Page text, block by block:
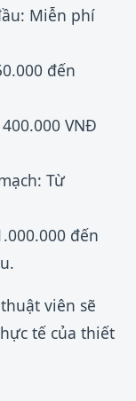
Miễn phí
đến
VNĐ
Từ
đến
viên sẽ
tế của thiết